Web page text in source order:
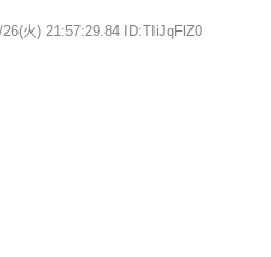
26(火) 21:57:29.84 ID:TIiJqFlZ0